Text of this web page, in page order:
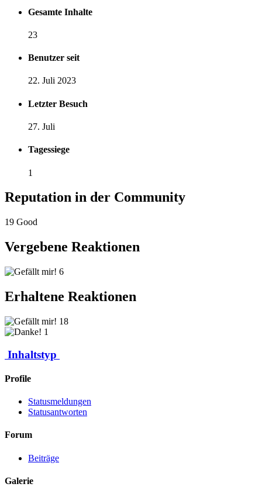
Gesamte Inhalte
23
Benutzer seit
22. Juli 2023
Letzter Besuch
27. Juli
Tagessiege
1
Reputation in der Community
19 Good
Vergebene Reaktionen
6
Erhaltene Reaktionen
18
1
Inhaltstyp
Profile
Statusmeldungen
Statusantworten
Forum
Beiträge
Galerie